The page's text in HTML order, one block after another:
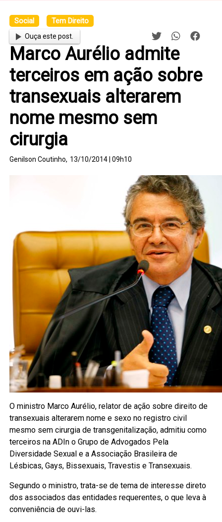
Social Tem Direito
Ouça este post.
Marco Aurélio admite
terceiros em ação sobre
transexuais alterarem
nome mesmo sem
cirurgia
Genilson Coutinho, 13/10/2014 | 09h10
O ministro Marco Aurélio, relator de ação sobre direito de
transexuais alterarem nome e sexo no registro civil
mesmo sem cirurgia de transgenitalização, admitiu como
terceiros na ADIn o Grupo de Advogados Pela
Diversidade Sexual e a Associação Brasileira de
Lésbicas, Gays, Bissexuais, Travestis e Transexuais.
Segundo o ministro, trata-se de tema de interesse direto
dos associados das entidades requerentes, o que leva à
conveniência de ouvi-las.